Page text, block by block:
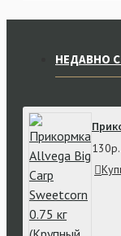
НЕДАВНО
130р.